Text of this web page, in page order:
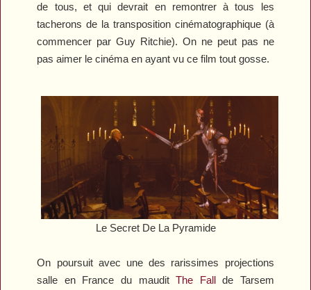
de tous, et qui devrait en remontrer à tous les
tacherons de la transposition cinématographique (à
commencer par Guy Ritchie). On ne peut pas ne
pas aimer le cinéma en ayant vu ce film tout gosse.
Le Secret De La Pyramide
On poursuit avec une des rarissimes projections
salle en France du mauditThe Fallde Tarsem